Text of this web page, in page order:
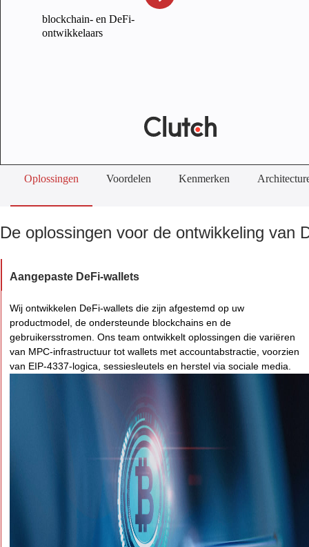
blockchain- en DeFi-
ontwikkelaars
Oplossingen Voordelen Kenmerken
De oplossingen voor de ontwikkeling van
Aangepaste DeFi-wallets
Wij ontwikkelen DeFi-wallets die zijn afgestemd op uw
productmodel, de ondersteunde blockchains en de
gebruikersstromen. Ons team ontwikkelt oplossingen die variëren
van MPC-infrastructuur tot wallets met accountabstractie, voorzien
van EIP-4337-logica, sessiesleutels en herstel via sociale media.